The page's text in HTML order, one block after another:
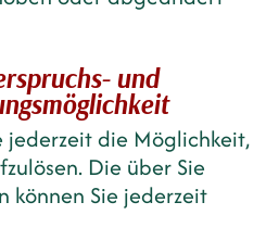
und
jederzeit die Möglichkeit,
Die über Sie
können Sie jederzeit